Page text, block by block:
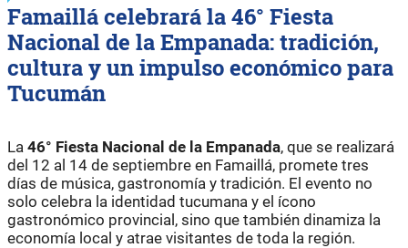
Famaillá celebrará la 46° Fiesta
Nacional de la Empanada: tradición,
cultura y un impulso económico para
Tucumán
La 46° Fiesta Nacional de la Empanada, que se realizará
del 12 al 14 de septiembre en Famaillá, promete tres
días de música, gastronomía y tradición. El evento no
solo celebra la identidad tucumana y el ícono
gastronómico provincial, sino que también dinamiza la
economía local y atrae visitantes de toda la región.